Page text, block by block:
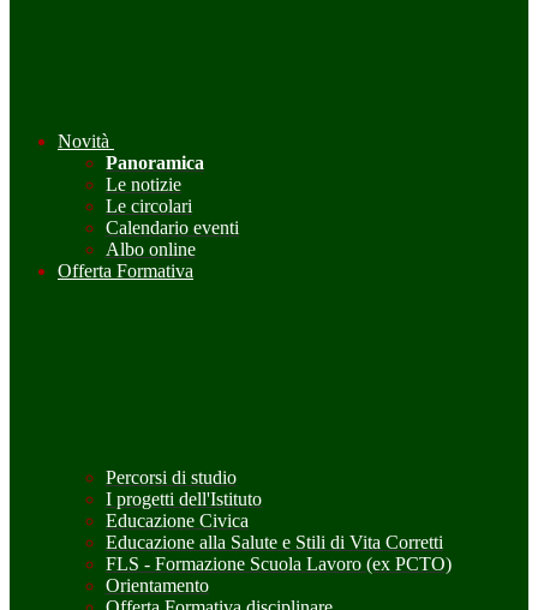
Novità
Panoramica
Le notizie
Le circolari
Calendario eventi
Albo online
Offerta Formativa
Percorsi di studio
I progetti dell'Istituto
Educazione Civica
Educazione alla Salute e Stili di Vita Corretti
FLS - Formazione Scuola Lavoro (ex PCTO)
Orientamento